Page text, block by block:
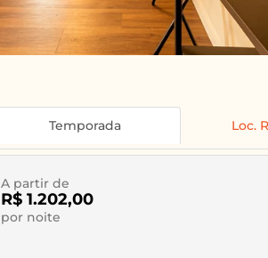
Temporada Loc.
A partir de
R$ 1.202,00
por noite